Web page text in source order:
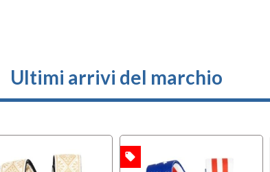
Ultimi arrivi del marchio
OFFERTA local_offer